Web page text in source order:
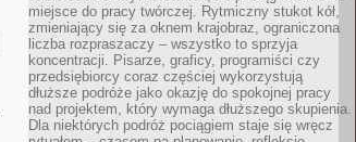
miejsce do pracy twórczej. Rytmiczny stukot kół,
zmieniający się za oknem krajobraz, ograniczona
liczba rozpraszaczy – wszystko to sprzyja
koncentracji. Pisarze, graficy, programiści czy
przedsiębiorcy coraz częściej wykorzystują
dłuższe podróże jako okazję do spokojnej pracy
nad projektem, który wymaga dłuższego skupienia.
Dla niektórych podróż pociągiem staje się wręcz